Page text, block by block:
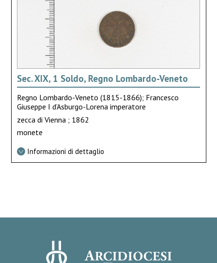
Sec. XIX, 1 Soldo, Regno Lombardo-Veneto
Regno Lombardo-Veneto (1815-1866); Francesco
Giuseppe I d’Asburgo-Lorena imperatore
zecca di Vienna ; 1862
monete
Informazioni di dettaglio